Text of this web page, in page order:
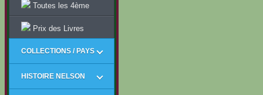
Toutes les 4ème
Prix des Livres
COLLECTIONS / PAYS
HISTOIRE NELSON